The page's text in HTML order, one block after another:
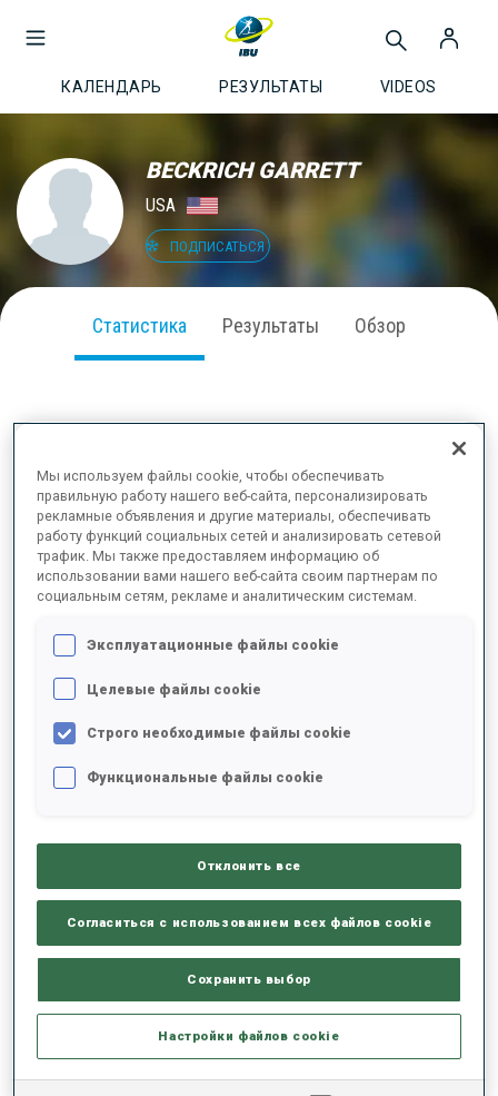
КАЛЕНДАРЬ РЕЗУЛЬТАТЫ VIDEOS
BECKRICH GARRETT
USA
ПОДПИСАТЬСЯ
Статистика Результаты Обзор
2025/2026
РЕЗУЛЬТАТЫ - СРЕДНЕЕ ЗНАЧЕНИЕ
ЛЫЖНЫЙ ХОД - ОТСТАВАНИЕ ОТ ЛИДЕРА
Данных нет
Данных нет
СТРЕЛЬБА СТОЯ
Данных нет
РЕЗУЛЬТАТЫ - ТЕНДЕНЦИЯ
ДАННЫХ НЕТ
Мы используем файлы cookie, чтобы обеспечивать
правильную работу нашего веб-сайта, персонализировать
рекламные объявления и другие материалы, обеспечивать
работу функций социальных сетей и анализировать сетевой
трафик. Мы также предоставляем информацию об
использовании вами нашего веб-сайта своим партнерам по
социальным сетям, рекламе и аналитическим системам.
Эксплуатационные файлы cookie
Целевые файлы cookie
Строго необходимые файлы cookie
Функциональные файлы cookie
Отклонить все
Согласиться с использованием всех файлов cookie
Сохранить выбор
Настройки файлов cookie